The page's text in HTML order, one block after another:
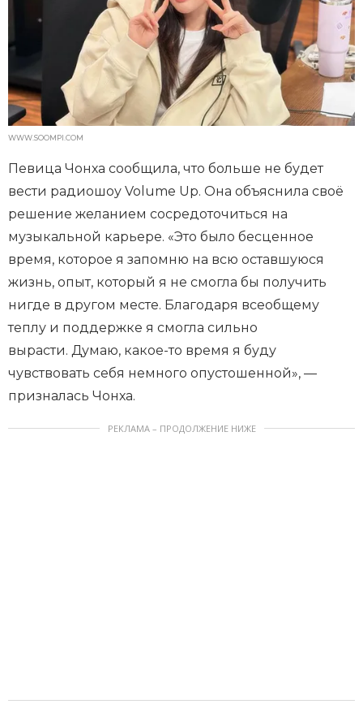
WWW.SOOMPI.COM
Певица Чонха сообщила, что больше не будет
вести радиошоу Volume Up. Она объяснила своё
решение желанием сосредоточиться на
музыкальной карьере. «Это было бесценное
время, которое я запомню на всю оставшуюся
жизнь, опыт, который я не смогла бы получить
нигде в другом месте. Благодаря всеобщему
теплу и поддержке я смогла сильно
вырасти. Думаю, какое-то время я буду
чувствовать себя немного опустошенной», —
призналась Чонха.
РЕКЛАМА – ПРОДОЛЖЕНИЕ НИЖЕ